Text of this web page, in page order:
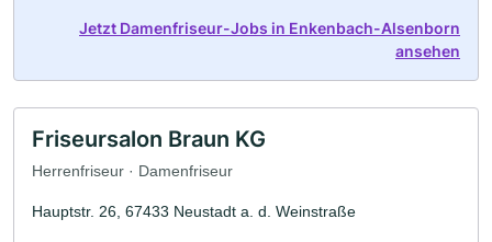
Jetzt Damenfriseur-Jobs in Enkenbach-Alsenborn
ansehen
Friseursalon Braun KG
Herrenfriseur · Damenfriseur
Hauptstr. 26, 67433 Neustadt a. d. Weinstraße